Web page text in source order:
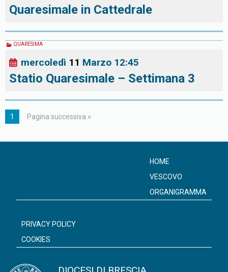
Quaresimale in Cattedrale
QUARESIMA
mercoledì 11 Marzo 12:45
Statio Quaresimale – Settimana 3
1 Pagina successiva »
HOME
VESCOVO
ORGANIGRAMMA
PRIVACY POLICY
COOKIES